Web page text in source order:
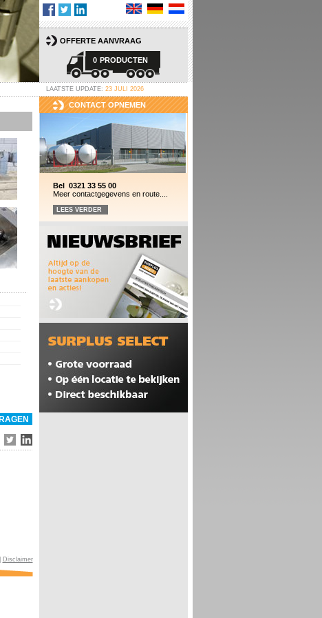
OFFERTE AANVRAAG
0 PRODUCTEN
LAATSTE UPDATE: 23 JULI 2026
CONTACT OPNEMEN
Bel 0321 33 55 00
Meer contactgegevens en route....
LEES VERDER
Disclaimer